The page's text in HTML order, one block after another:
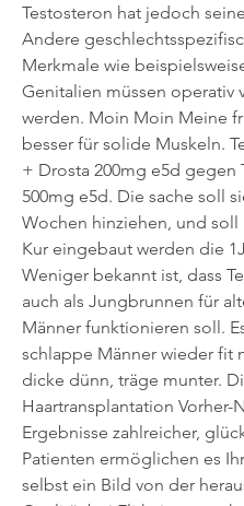
Testosteron hat jedoch
Andere
Merkmale wie
Genitalien müssen operativ
werden. Moin Moin Meine
besser für solide Muskeln.
+ Drosta 200mg e5d gegen
500mg e5d. Die sache soll
Wochen hinziehen, und soll
Kur eingebaut werden die
Weniger bekannt ist, dass
auch als Jungbrunnen für
Männer funktionieren soll.
schlappe Männer wieder fit
dicke dünn, träge munter.
Haartransplantation Vorher-
Ergebnisse zahlreicher,
Patienten ermöglichen es
selbst ein Bild von der